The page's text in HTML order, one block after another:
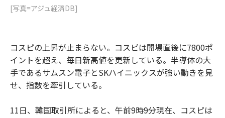
[写真=アジュ経済DB]
コスピの上昇が止まらない。コスピは開場直後に7800ポ
イントを超え、毎日新高値を更新している。半導体の大
手であるサムスン電子とSKハイニックスが強い動きを見
せ、指数を牽引している。
11日、韓国取引所によると、午前9時9分現在、コスピは